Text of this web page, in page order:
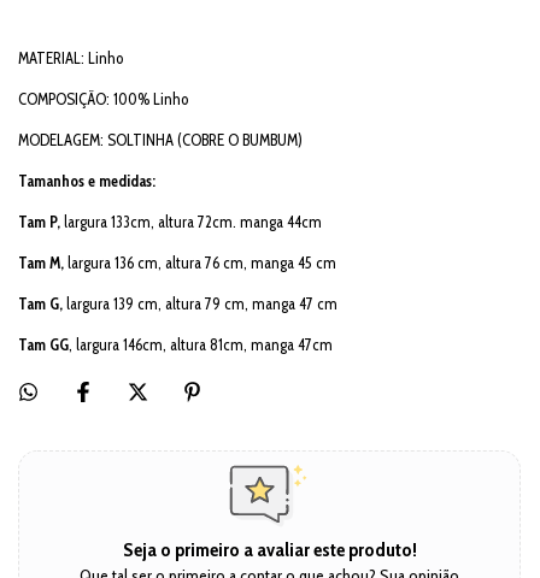
MATERIAL: Linho
COMPOSIÇÃO: 100% Linho
MODELAGEM: SOLTINHA (COBRE O BUMBUM)
Tamanhos e medidas:
Tam P,largura 133cm, altura 72cm. manga 44cm
Tam M,largura 136 cm, altura 76 cm, manga 45 cm
Tam G,largura 139 cm, altura 79 cm, manga 47 cm
Tam GG , largura 146cm, altura 81cm, manga 47cm
Seja o primeiro a avaliar este produto!